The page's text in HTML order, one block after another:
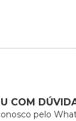
COM
pelo